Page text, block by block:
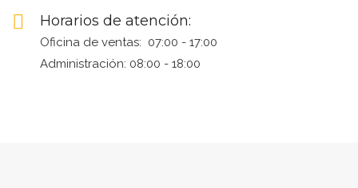
Horarios de atención:
Oficina de ventas: 07:00 - 17:00
Administración: 08:00 - 18:00